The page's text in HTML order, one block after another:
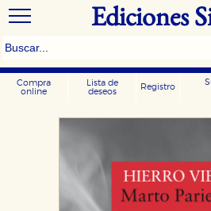
Ediciones
Compra
online
Lista de
deseos
Registro